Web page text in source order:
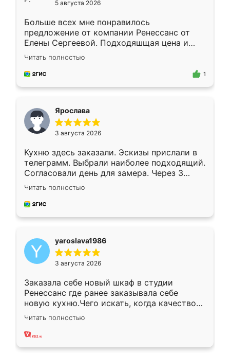
5 августа 2026
Больше всех мне понравилось
предложение от компании Ренессанс от
Елены Сергеевой. Подходяшщая цена и
короткие сроки изготовления. Приехавший
для замера сотрудник Владислав
предложил по моему эскизу самый
Читать полностью
1
Ярослава
3 августа 2026
Кухню здесь заказали. Эскизы прислали в
телеграмм. Выбрали наиболее подходящий.
Согласовали день для замера. Через 3
недели кухня была уже готова. Остались
довольны работой. Спасибо Ренессанс
мебель за качественную работу!
Читать полностью
yaroslava1986
3 августа 2026
Заказала себе новый шкаф в студии
Ренессанс где ранее заказывала себе
новую кухню.Чего искать, когда качеством
вполне довольна. Служит кухня уже почти
два года, нареканий нет.
Читать полностью